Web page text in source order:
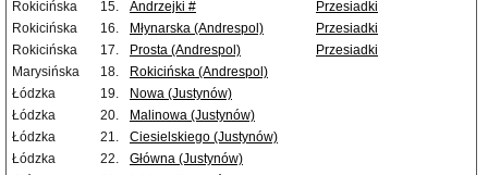
Rokicińska
15. Andrzejki #
Przesiadki
Rokicińska
16. Młynarska (Andrespol)
Przesiadki
Rokicińska
17. Prosta (Andrespol)
Przesiadki
Marysińska
18.
Rokicińska (Andrespol)
Łódzka
19.
Nowa (Justynów)
Łódzka
20.
Malinowa (Justynów)
Łódzka
21.
Ciesielskiego (Justynów)
Łódzka
22.
Główna (Justynów)